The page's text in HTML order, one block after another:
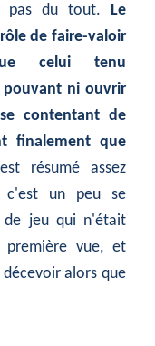
pas du tout. Le
de faire-valoir
celui tenu
ni ouvrir
contentant de
finalement que
résumé assez
c'est un peu se
jeu qui n'était
première vue, et
alors que